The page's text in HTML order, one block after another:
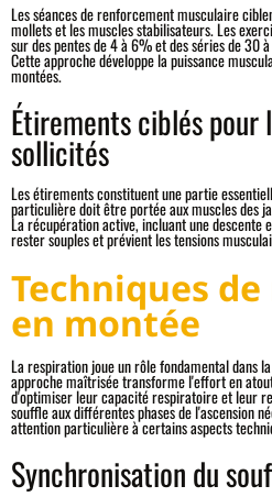
Les séances de renforcement musculaire
mollets et les muscles stabilisateurs. Les
sur des pentes de 4 à 6% et des séries de 30
Cette approche développe la puissance
montées.
Étirements ciblés pour
sollicités
Les étirements constituent une partie
particulière doit être portée aux muscles des
La récupération active, incluant une descente
rester souples et prévient les tensions
Techniques
en montée
La respiration joue un rôle fondamental dans
approche maîtrisée transforme l'effort en
d'optimiser leur capacité respiratoire et leur
souffle aux différentes phases de l'ascension
attention particulière à certains aspects
Synchronisation du